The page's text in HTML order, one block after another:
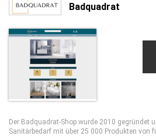
Badquadrat
Der Badquadrat-Shop wurde 2010 gegründet
Sanitärbedarf mit über 25 000 Produkten von